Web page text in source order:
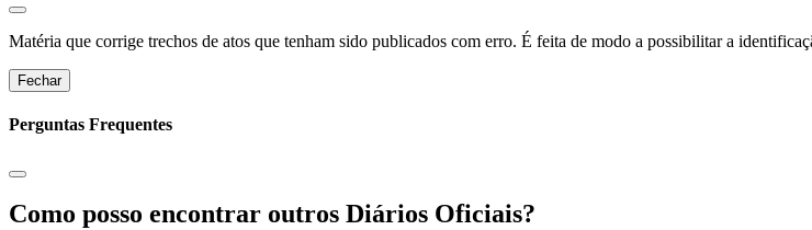
Matéria que corrige trechos de atos que tenham sido publicados com erro. É feita de modo a possibilitar a
Fechar
Perguntas Frequentes
Como posso encontrar outros Diários Oficiais?